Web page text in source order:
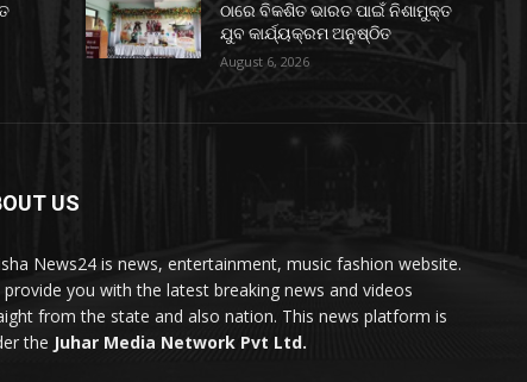
ଠାରେ ବିକଶିତ ଭାରତ ପାଇଁ ନିଶାମୁକ୍ତ
ଯୁବ କାର୍ଯ୍ୟକ୍ରମ ଅନୁଷ୍ଠିତ
August 6, 2026
US
News24 is news, entertainment, music fashion website.
provide you with the latest breaking news and videos
from the state and also nation. This news platform is
the Juhar Media Network Pvt Ltd.